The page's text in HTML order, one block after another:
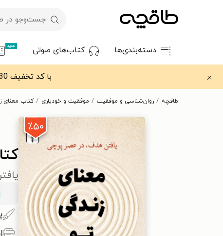
دسته‌بندی‌ها کتاب‌های صوتی جدید
با کد تخفیف OFF30 اولین کتاب الکترونیکی یا صوتی‌ات را با ۳۰٪ تخفیف از طاقچه دریافت کن.
طاقچه روان‌شناسی و موفقیت موفقیت و خودیاری کتاب معنای
٪۵۰